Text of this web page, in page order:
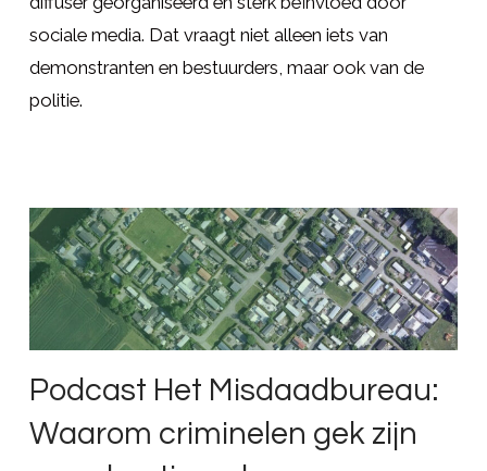
sociale media. Dat vraagt niet alleen iets van
demonstranten en bestuurders, maar ook van de
politie.
Podcast Het Misdaadbureau:
Waarom criminelen gek zijn